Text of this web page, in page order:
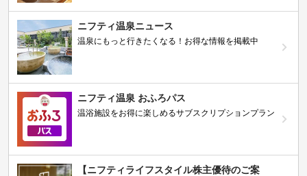
ニフティ温泉ニュース
温泉にもっと行きたくなる！お得な情報を掲載中
ニフティ温泉 おふろパス
温浴施設をお得に楽しめるサブスクリプションプラン
【ニフティライフスタイル株主優待のご案